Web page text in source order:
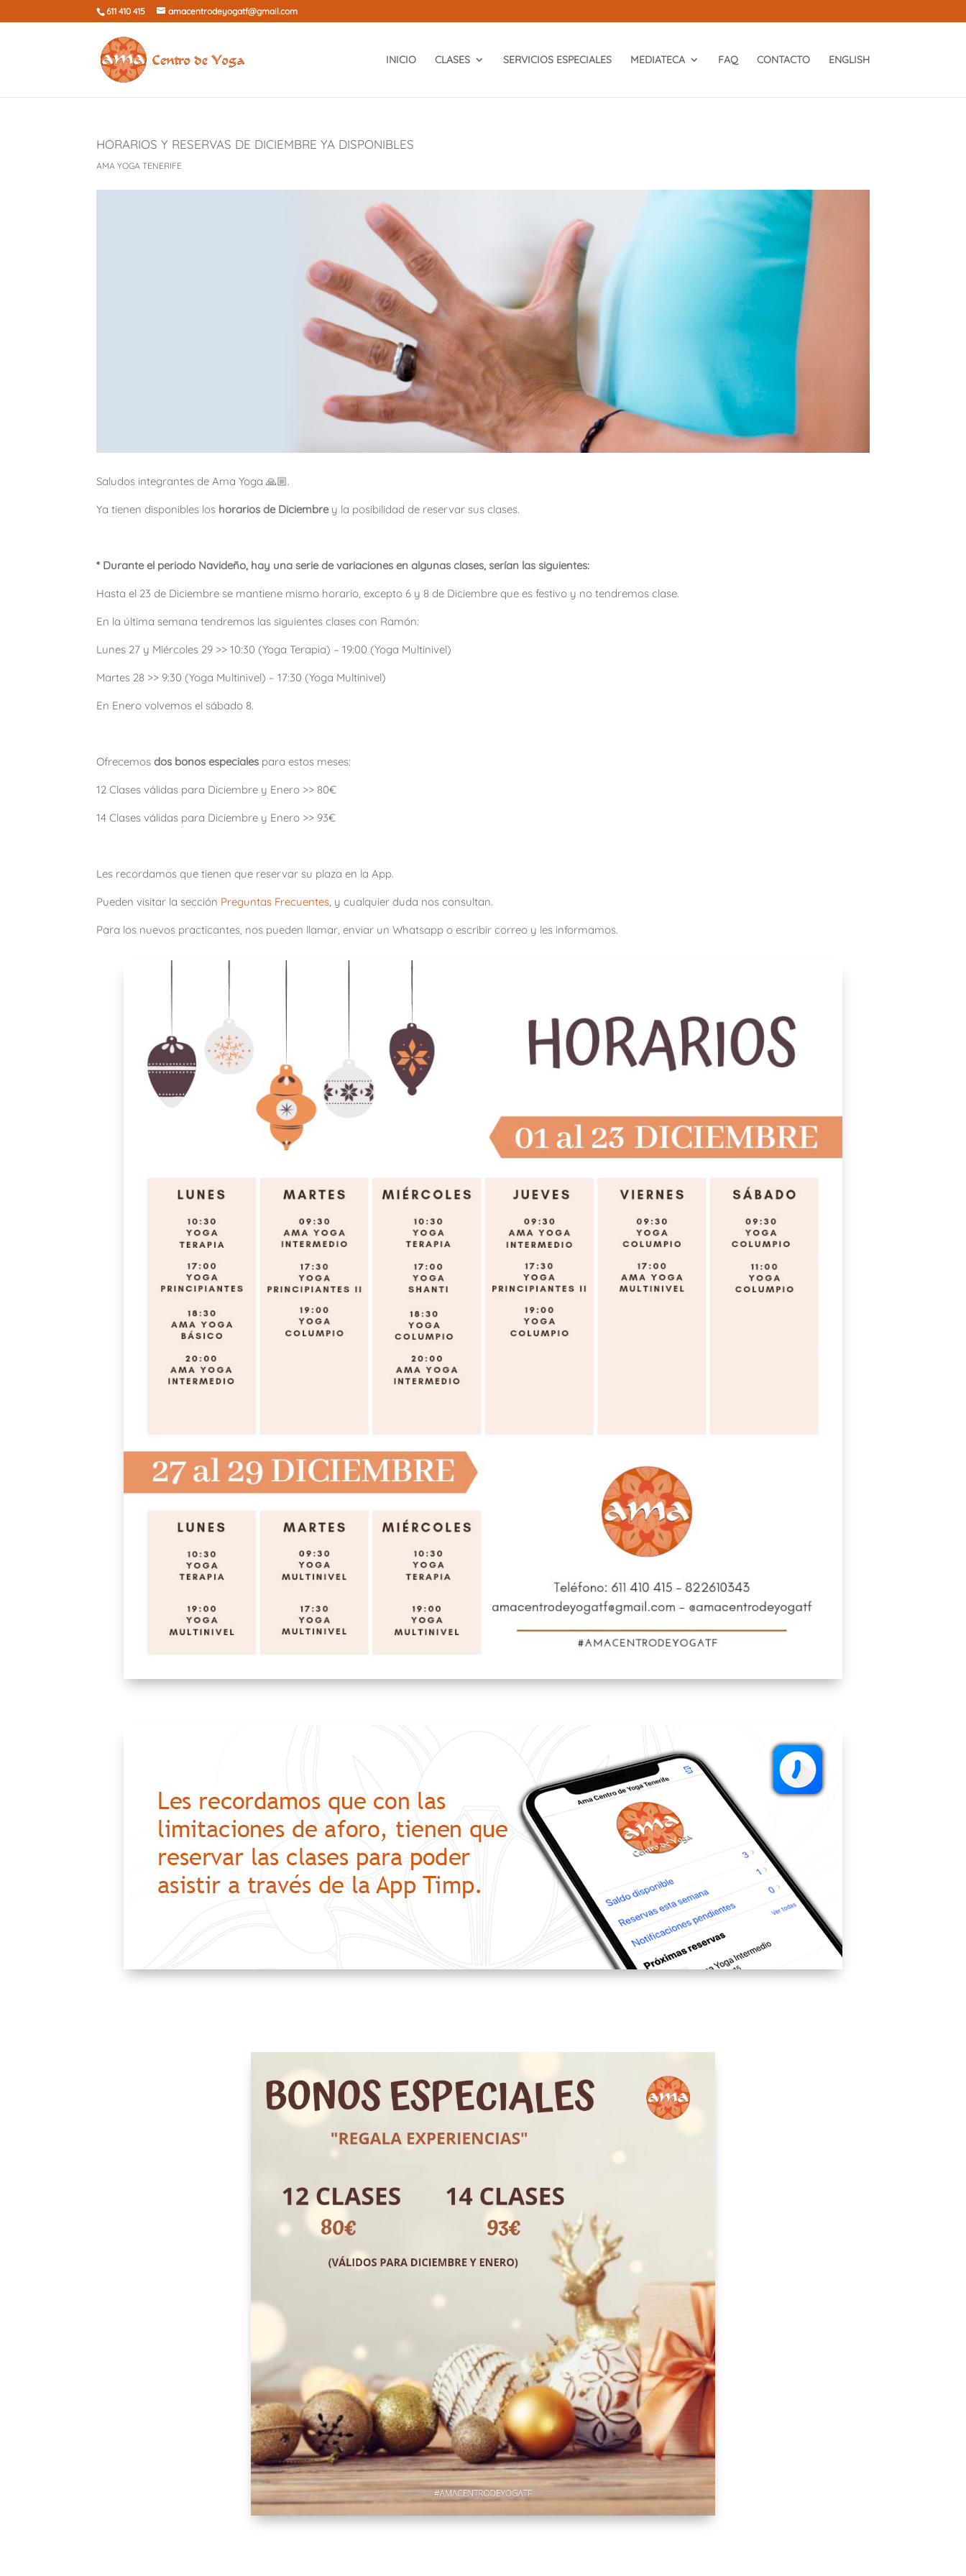
611 410 415 amacentrodeyogatf@gmail.com
INICIO CLASES SERVICIOS ESPECIALES MEDIATECA FAQ CONTACTO ENGLISH
HORARIOS Y RESERVAS DE DICIEMBRE YA DISPONIBLES
AMA YOGA TENERIFE
Saludos integrantes de Ama Yoga 🙏🏼.
Ya tienen disponibles los horarios de Diciembrey la posibilidad de reservar sus clases.
* Durante el periodo Navideño, hay una serie de variaciones en algunas clases, serían las siguientes:
Hasta el 23 de Diciembre se mantiene mismo horario, excepto 6 y 8 de Diciembre que es festivo y no tendremos clase.
En la última semana tendremos las siguientes clases con Ramón:
Lunes 27 y Miércoles 29 >> 10:30 (Yoga Terapia) – 19:00 (Yoga Multinivel)
Martes 28 >> 9:30 (Yoga Multinivel) – 17:30 (Yoga Multinivel)
En Enero volvemos el sábado 8.
Ofrecemos dos bonos especiales para estos meses:
12 Clases válidas para Diciembre y Enero >> 80€
14 Clases válidas para Diciembre y Enero >> 93€
Les recordamos que tienen que reservar su plaza en la App.
Pueden visitar la sección Preguntas Frecuentes, y cualquier duda nos consultan.
Para los nuevos practicantes, nos pueden llamar, enviar un Whatsapp o escribir correo y les informamos.